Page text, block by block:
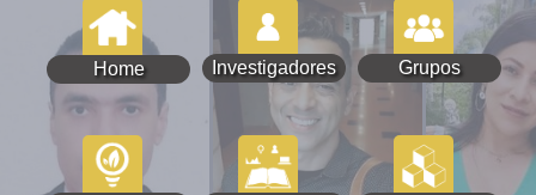
Home Investigadores Grupos